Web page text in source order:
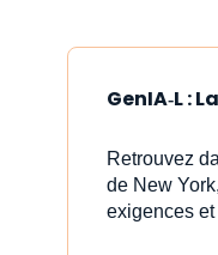
GenIA‑L :
Retrouvez
de New
exigences